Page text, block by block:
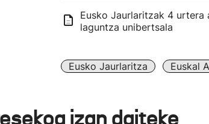
Eusko Jaurlaritzak 4
laguntza unibertsala
Eusko Jaurlaritza Euskal
izan daiteke